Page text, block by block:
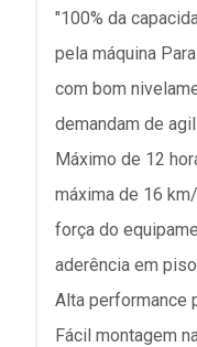
"100% da
pela máquina
com bom
demandam de
Máximo de 12
máxima de 16
força do
aderência em
Alta performance
Fácil montagem